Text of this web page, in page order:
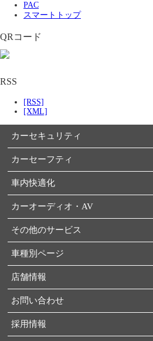
PAC
スマートトップ
QRコード
RSS
[RSS]
[XML]
カーセキュリティ
カーセーフティ
車内快適化
カーオーディオ・AV
その他のサービス
車種別ページ
店舗情報
お問い合わせ
採用情報